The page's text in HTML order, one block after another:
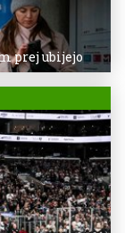
prej ubijejo